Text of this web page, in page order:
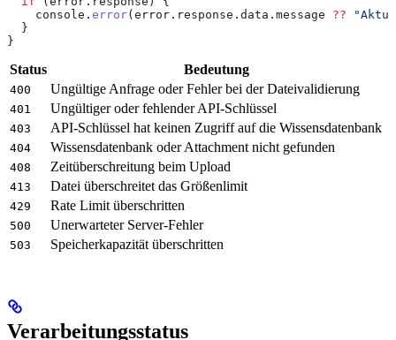
    console
. error(error . response . data . message ??
  }
}
Status Bedeutung
400 Ungültige Anfrage oder Fehler bei der Dateivalidierung
401 Ungültiger oder fehlender API-Schlüssel
403 API-Schlüssel hat keinen Zugriff auf die Wissensdatenbank
404 Wissensdatenbank oder Attachment nicht gefunden
408 Zeitüberschreitung beim Upload
413 Datei überschreitet das Größenlimit
429 Rate Limit überschritten
500 Unerwarteter Server-Fehler
503 Speicherkapazität überschritten
Verarbeitungsstatus